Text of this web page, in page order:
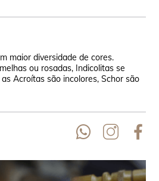
maior diversidade de cores.
ou rosadas, Indicolitas se
Acroítas são incolores, Schor são
vermelho lilás até o azul violeta, as
são amarelo-castanho a amarelo